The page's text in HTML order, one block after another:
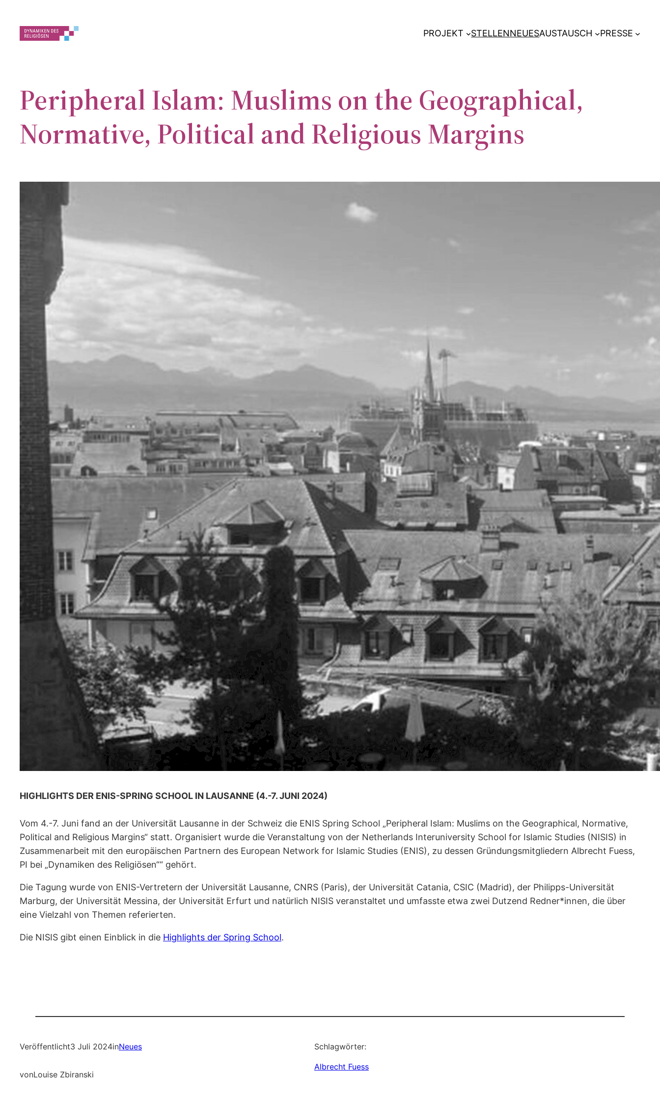
Inhalt
springen
PROJEKT STELLENNEUESAUSTAUSCH PRESSE
Peripheral Islam: Muslims on the Geographical,
Normative, Political and Religious Margins
HIGHLIGHTS DER ENIS-SPRING SCHOOL IN LAUSANNE (4.-7. JUNI 2024)
Vom 4.-7. Juni fand an der Universität Lausanne in der Schweiz die ENIS Spring School „Peripheral Islam: Muslims on the Geographical, Normative,
Political and Religious Margins“ statt. Organisiert wurde die Veranstaltung von der Netherlands Interuniversity School for Islamic Studies (NISIS) in
Zusammenarbeit mit den europäischen Partnern des European Network for Islamic Studies (ENIS), zu dessen Gründungsmitgliedern Albrecht Fuess,
PI bei „Dynamiken des Religiösen““ gehört.
Die Tagung wurde von ENIS-Vertretern der Universität Lausanne, CNRS (Paris), der Universität Catania, CSIC (Madrid), der Philipps-Universität
Marburg, der Universität Messina, der Universität Erfurt und natürlich NISIS veranstaltet und umfasste etwa zwei Dutzend Redner*innen, die über
eine Vielzahl von Themen referierten.
Die NISIS gibt einen Einblick in die Highlights der Spring School.
Veröffentlicht3 Juli 2024inNeues
vonLouise Zbiranski
Schlagwörter:
Albrecht Fuess